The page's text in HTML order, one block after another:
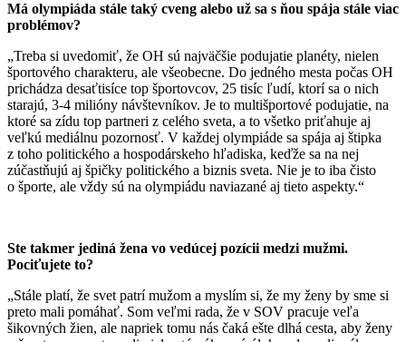
Má olympiáda stále taký cveng alebo už sa s ňou spája stále viac
problémov?
„Treba si uvedomiť, že OH sú najväčšie podujatie planéty, nielen
športového charakteru, ale všeobecne. Do jedného mesta počas OH
prichádza desaťtisíce top športovcov, 25 tisíc ľudí, ktorí sa o nich
starajú, 3-4 milióny návštevníkov. Je to multišportové podujatie, na
ktoré sa zídu top partneri z celého sveta, a to všetko priťahuje aj
veľkú mediálnu pozornosť. V každej olympiáde sa spája aj štipka
z toho politického a hospodárskeho hľadiska, keďže sa na nej
zúčastňujú aj špičky politického a biznis sveta. Nie je to iba čisto
o športe, ale vždy sú na olympiádu naviazané aj tieto aspekty.“
Ste takmer jediná žena vo vedúcej pozícii medzi mužmi.
Pociťujete to?
„Stále platí, že svet patrí mužom a myslím si, že my ženy by sme si
preto mali pomáhať. Som veľmi rada, že v SOV pracuje veľa
šikovných žien, ale napriek tomu nás čaká ešte dlhá cesta, aby ženy